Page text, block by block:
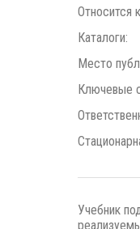
Относится
Каталоги:
Место
Ключевые
Учебник